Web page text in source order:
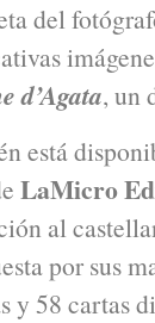
del
d’Agata, un
está
LaMicro
al
por sus
y 58 cartas